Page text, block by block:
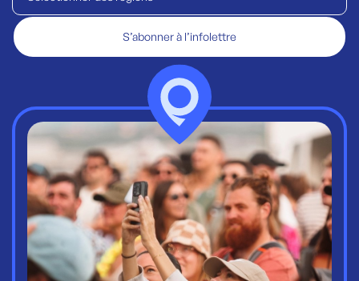
S’abonner à l’infolettre